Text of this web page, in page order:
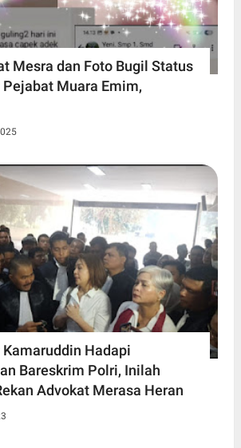
Mesra dan Foto Bugil Status
Pejabat Muara Emim,
Hadapi
Bareskrim Polri, Inilah
Advokat Merasa Heran